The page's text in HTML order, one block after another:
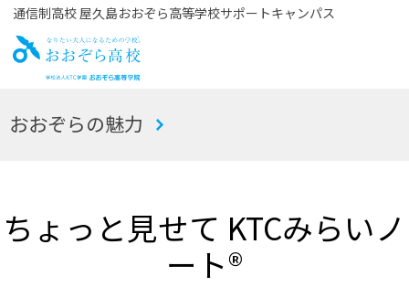
通信制高校 屋久島おおぞら高等学校サポートキャンパス
お
おおぞらの魅力
ちょっと見せて KTCみらいノ
ート®